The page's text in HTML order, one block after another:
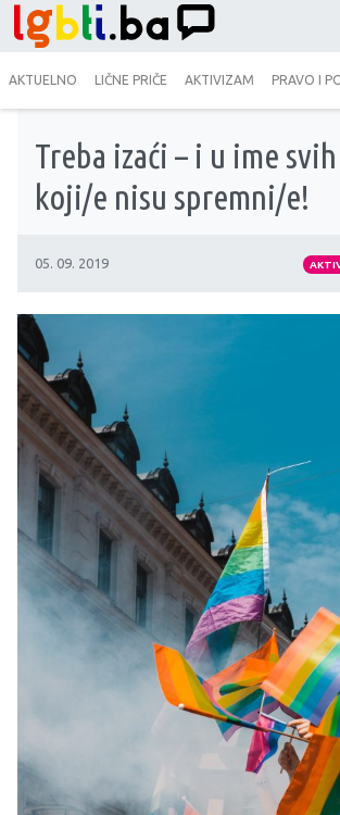
AKTUELNO LIČNE PRIČE AKTIVIZAM PRAVO I
Treba izaći – i u ime
koji/e nisu spremni/e!
05. 09. 2019